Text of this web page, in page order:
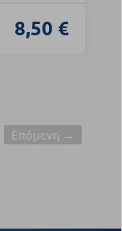
8,50 €
Επόμενη →